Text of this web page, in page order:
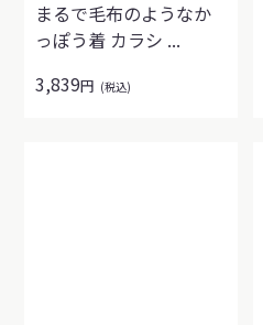
まるで毛布のようなか
っぽう着 カラシ ...
3,839円 (税込)